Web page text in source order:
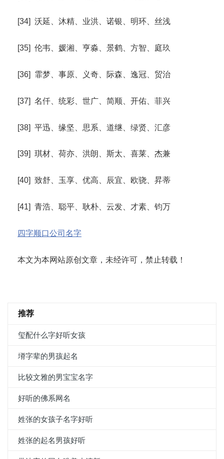
[34] 沃延、沐精、业洪、诺银、明环、丝浅
[35] 伦韦、媛湘、亨淼、景鹤、方智、庭玖
[36] 霏梦、事原、义奇、际森、逸冠、贸治
[37] 名仟、统彩、世广、简顺、开佑、菲兴
[38] 平迅、缘坚、思系、道继、绿贤、汇彦
[39] 琪材、荷亦、洪朗、斯太、喜莱、杰兼
[40] 致舒、玉享、优高、辰宜、欧骁、昇蒂
[41] 青浩、聪平、耿朴、云发、才素、钧万
四字顺口公司名字
本文为本网站原创文章，未经许可，禁止转载！
推荐
玺配什么字好听女孩
塉字辈的男孩起名
比较文雅的男宝宝名字
好听的佛系网名
姓张的女孩子名字好听
姓张的起名男孩好听